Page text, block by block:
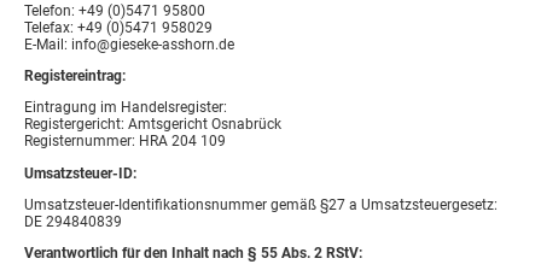
Telefon: +49 (0)5471 95800
Telefax: +49 (0)5471 958029
E-Mail: info@gieseke-asshorn.de
Registereintrag:
Eintragung im Handelsregister:
Registergericht: Amtsgericht Osnabrück
Registernummer: HRA 204 109
Umsatzsteuer-ID:
Umsatzsteuer-Identifikationsnummer gemäß §27 a Umsatzsteuergesetz:
DE 294840839
Verantwortlich für den Inhalt nach § 55 Abs. 2 RStV: